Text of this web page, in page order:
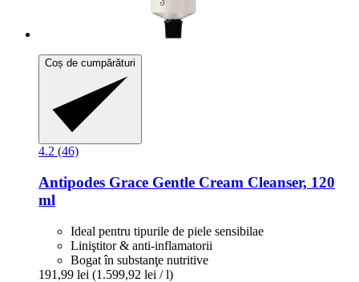
Coș de cumpărături
4.2 (46)
Antipodes Grace Gentle Cream Cleanser, 120
ml
Ideal pentru tipurile de piele sensibilae
Liniştitor & anti-inflamatorii
Bogat în substanţe nutritive
191,99 lei (1.599,92 lei / l)